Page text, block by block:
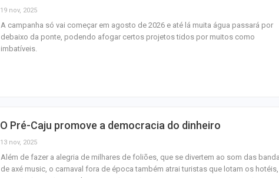
19 nov, 2025
A campanha só vai começar em agosto de 2026 e até lá muita água passará por
debaixo da ponte, podendo afogar certos projetos tidos por muitos como
imbatíveis.
O Pré-Caju promove a democracia do dinheiro
13 nov, 2025
Além de fazer a alegria de milhares de foliões, que se divertem ao som das
de axé music, o carnaval fora de época também atrai turistas que lotam os hotéis,